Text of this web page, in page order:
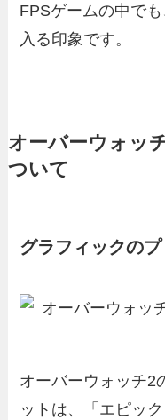
FPSゲームの中で
入る印象です。
オーバーウォッ
ついて
グラフィックのプ
オーバーウォッチ2
ットは、「エピッ